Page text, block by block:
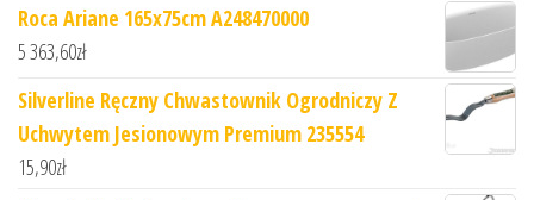
Roca Ariane 165x75cm A248470000
5 363,60zł
Silverline Ręczny Chwastownik Ogrodniczy Z
Uchwytem Jesionowym Premium 235554
15,90zł